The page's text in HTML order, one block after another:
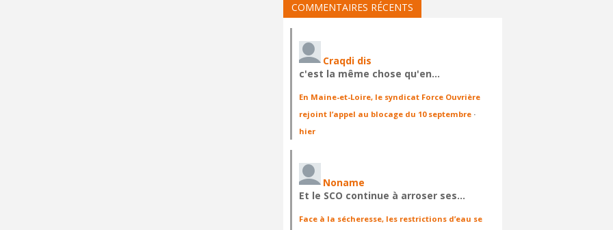
COMMENTAIRES RÉCENTS
Craqdi dis
c'est la même chose qu'en…
En Maine-et-Loire, le syndicat Force Ouvrière
rejoint l’appel au blocage du 10 septembre ·
hier
Noname
Et le SCO continue à arroser ses…
Face à la sécheresse, les restrictions d’eau se